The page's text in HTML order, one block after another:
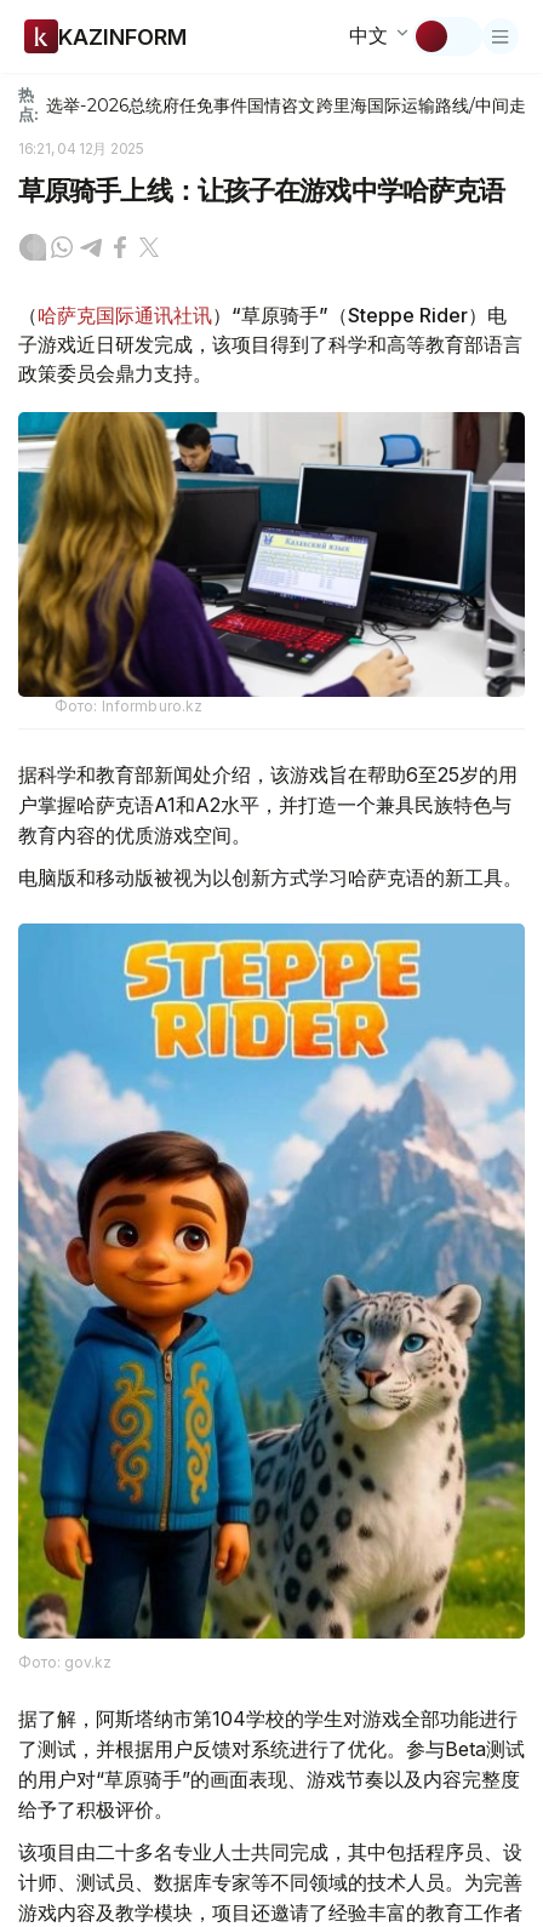
KAZINFORM 中文
热
点: 选举-2026总统府任免事件国情咨文跨里海国际运输路线/中间走廊
16:21, 04 12月 2025
草原骑手上线：让孩子在游戏中学哈萨克语
（哈萨克国际通讯社讯）“草原骑手”（Steppe Rider）电
子游戏近日研发完成，该项目得到了科学和高等教育部语言
政策委员会鼎力支持。
Фото: Informburo.kz
据科学和教育部新闻处介绍，该游戏旨在帮助6至25岁的用
户掌握哈萨克语A1和A2水平，并打造一个兼具民族特色与
教育内容的优质游戏空间。
电脑版和移动版被视为以创新方式学习哈萨克语的新工具。
Фото: gov.kz
据了解，阿斯塔纳市第104学校的学生对游戏全部功能进行
了测试，并根据用户反馈对系统进行了优化。参与Beta测试
的用户对“草原骑手”的画面表现、游戏节奏以及内容完整度
给予了积极评价。
该项目由二十多名专业人士共同完成，其中包括程序员、设
计师、测试员、数据库专家等不同领域的技术人员。为完善
游戏内容及教学模块，项目还邀请了经验丰富的教育工作者